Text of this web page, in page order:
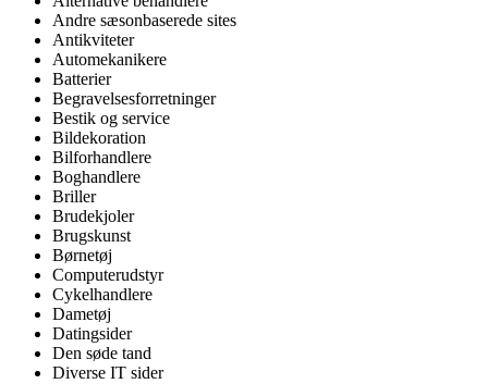
Andre sæsonbaserede sites
Antikviteter
Automekanikere
Batterier
Begravelsesforretninger
Bestik og service
Bildekoration
Bilforhandlere
Boghandlere
Briller
Brudekjoler
Brugskunst
Børnetøj
Computerudstyr
Cykelhandlere
Dametøj
Datingsider
Den søde tand
Diverse IT sider